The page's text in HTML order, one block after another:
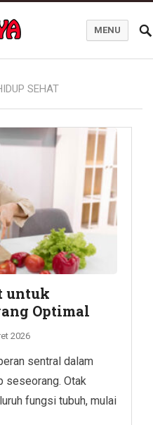
MENU
SEHAT
untuk
Optimal
2026
sentral dalam
seseorang. Otak
fungsi tubuh, mulai